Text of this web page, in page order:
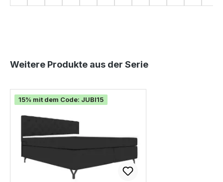
Produktgalerie überspringen
Weitere Produkte aus der Serie
15% mit dem Code: JUBI15